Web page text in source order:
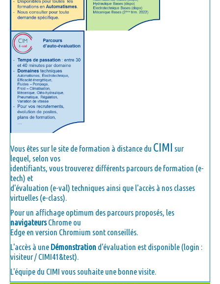
Vous êtes sur le site de formation à distance du CIMI sur
lequel, selon vos
identifiants, vous trouverez différents parcours de formation (e-
tech) et
d'évaluation (e-val) techniques ainsi que l'accès à nos classes
virtuelles (e-class).
Pour un affichage optimum des parcours proposés, les
navigateursChrome ou
Edge en version Chromium sont conseillés.
L'accès à une Démonstration d'évaluation est disponible (login :
visiteur / CIMI41&test).
L'équipe du CIMI vous souhaite une bonne visite.